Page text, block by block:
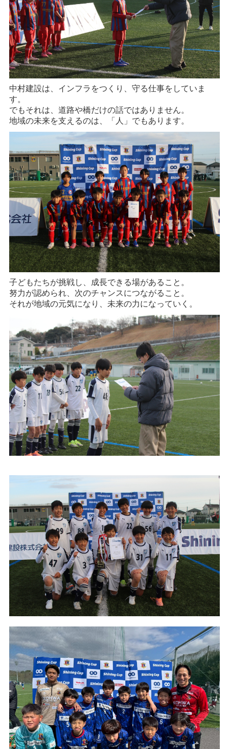
中村建設は、インフラをつくり、守る仕事をしていま
す。
でもそれは、道路や橋だけの話ではありません。
地域の未来を支えるのは、「人」でもあります。
子どもたちが挑戦し、成長できる場があること。
努力が認められ、次のチャンスにつながること。
それが地域の元気になり、未来の力になっていく。